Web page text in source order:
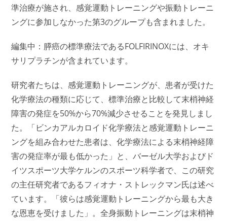
準治療が施され、感覚運動トレーニングや振動トレーニ
ングに参加しなかった第3のグループも含まれました。
編集中：膵癌の標準療法であるFOLFIRINOXには、オキ
サリプラチンが含まれています。
研究者たちは、感覚運動トレーニングが、患者が受けた
化学療法の種類に応じて、標準治療と比較して末梢神経
障害の発症を50%から70%減少させることを発見しまし
た。「ビンカアルカロイド化学療法と感覚運動トレーニ
ングを組み合わせた患者は、化学療法による末梢神経障
害の発症率が最も低かった」と、バーゼル大学およびド
イツスポーツ大学ケルンのスポーツ科学者で、この研究
の主任研究者であるフィオナ・ストレックマン氏は述べ
ています。「彼らは感覚運動トレーニングから最も大き
な恩恵を受けました」。全身振動トレーニングは末梢神